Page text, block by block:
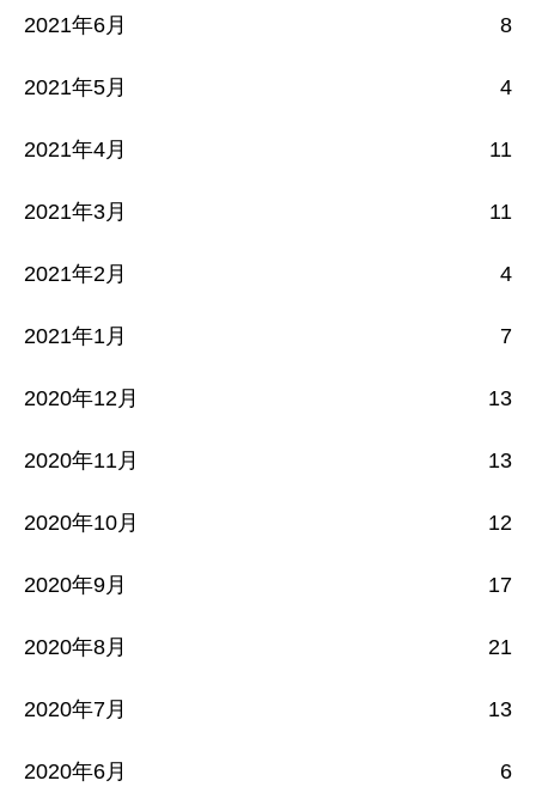
2021年6月 8
2021年5月 4
2021年4月 11
2021年3月 11
2021年2月 4
2021年1月 7
2020年12月 13
2020年11月 13
2020年10月 12
2020年9月 17
2020年8月 21
2020年7月 13
2020年6月 6